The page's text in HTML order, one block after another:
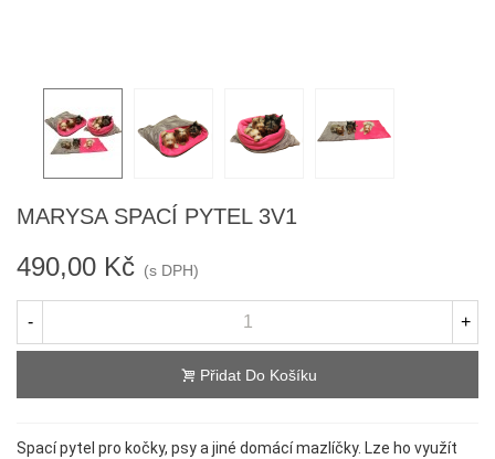
MARYSA SPACÍ PYTEL 3V1
490,00 Kč (s DPH)
- +
Přidat Do Košíku
Spací pytel pro kočky, psy a jiné domácí mazlíčky. Lze ho využít